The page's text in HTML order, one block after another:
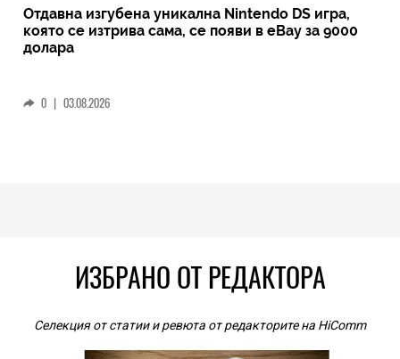
Отдавна изгубена уникална Nintendo DS игра,
която се изтрива сама, се появи в eBay за 9000
долара
0 | 03.08.2026
ИЗБРАНО ОТ РЕДАКТОРА
Селекция от статии и ревюта от редакторите на HiComm